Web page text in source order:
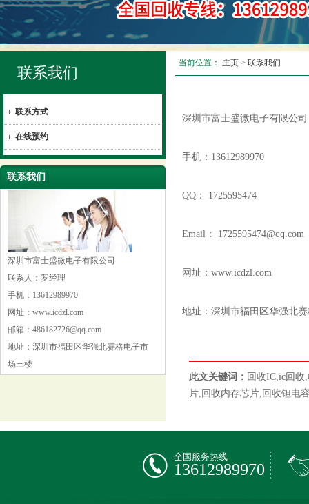
联系我们
联系方式
在线预约
联系我们
深圳市富士盛微电子有限公司
联系人：罗经理
手机：13612989970
网址：www.icdzl.com
邮箱：486182726@qq.com
地址：深圳市福田区华强北赛格电子市
场三楼
当前位置： 主页 > 联系我们
深圳市富士盛微电子有限公司
手机：13612989970
QQ： 1725595474
Email： 1725595474@qq.com
网址：www.icdzl.com
地址：深圳市福田区华强北
此文关键词： 回收IC,ic回收
片,回收内存芯片,回收钽电
全国服务热线
13612989970